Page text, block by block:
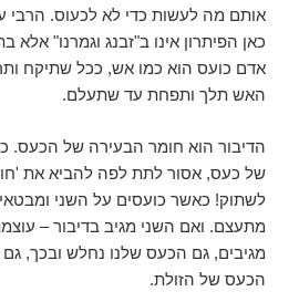
אותם מה לעשות כדי לא לכעוס. הרבי
כאן הפיתרון אינו ב"זבנג וגמרנו"
אדם כועס הוא כמו אש, ככל שתיקח
האש תלך ותפחת עד שתעלם.
הדיבור הוא חומר הבעירה של הכעס.
של כעס, אסור לתת לפה להביא את
לשתוק! כאשר כועסים על השני
מתעצם. ואם השני מגיב בדיבור –
מגיבים, גם הכעס שלנו נחלש ובכך,
הכעס של הזולת.